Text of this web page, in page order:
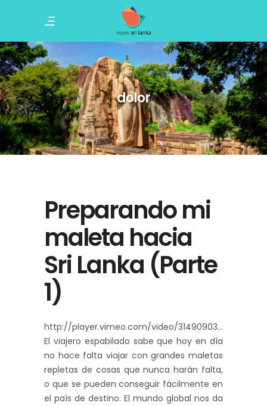
dolor
Preparando mi
maleta hacia
Sri Lanka (Parte
1)
http://player.vimeo.com/video/31490903
El viajero espabilado sabe que hoy en día
no hace falta viajar con grandes maletas
repletas de cosas que nunca harán falta,
o que se pueden conseguir fácilmente en
el país de destino. El mundo global nos da